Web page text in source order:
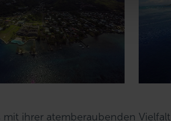
ihrer atemberaubenden